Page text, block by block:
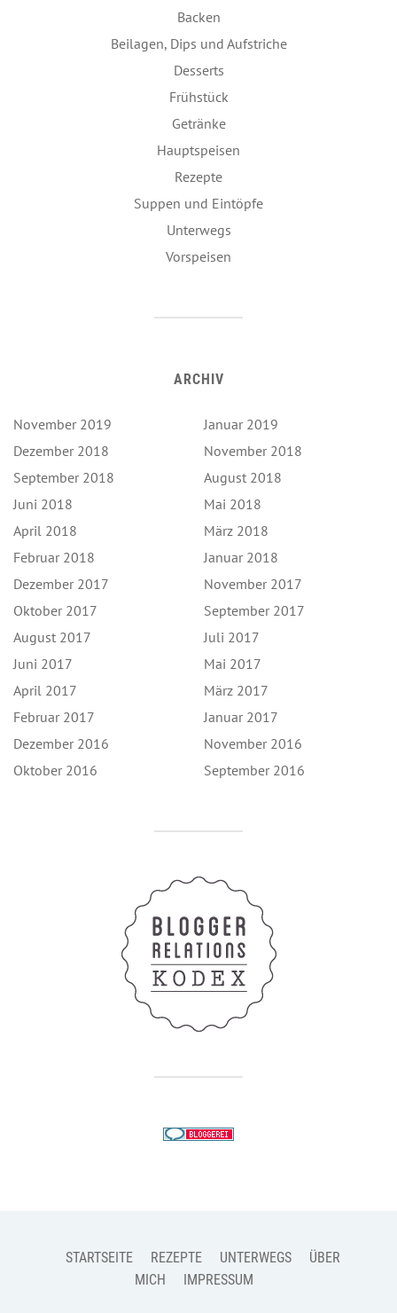
Backen
Beilagen, Dips und Aufstriche
Desserts
Frühstück
Getränke
Hauptspeisen
Rezepte
Suppen und Eintöpfe
Unterwegs
Vorspeisen
ARCHIV
November 2019
Januar 2019
Dezember 2018
November 2018
September 2018
August 2018
Juni 2018
Mai 2018
April 2018
März 2018
Februar 2018
Januar 2018
Dezember 2017
November 2017
Oktober 2017
September 2017
August 2017
Juli 2017
Juni 2017
Mai 2017
April 2017
März 2017
Februar 2017
Januar 2017
Dezember 2016
November 2016
Oktober 2016
September 2016
STARTSEITE REZEPTE UNTERWEGS
ÜBER
MICH
IMPRESSUM